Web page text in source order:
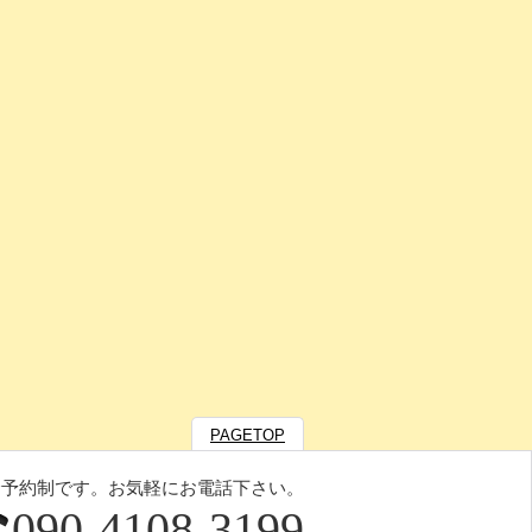
PAGETOP
約制です。お気軽にお電話下さい。